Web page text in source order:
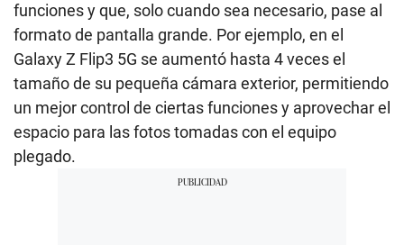
funciones y que, solo cuando sea necesario, pase al
formato de pantalla grande. Por ejemplo, en el
Galaxy Z Flip3 5G se aumentó hasta 4 veces el
tamaño de su pequeña cámara exterior, permitiendo
un mejor control de ciertas funciones y aprovechar el
espacio para las fotos tomadas con el equipo
plegado.